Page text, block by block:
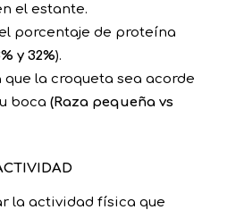
el estante.
el porcentaje de proteína
y 32%).
que la croqueta sea acorde
boca (Raza pequeña vs
la actividad física que